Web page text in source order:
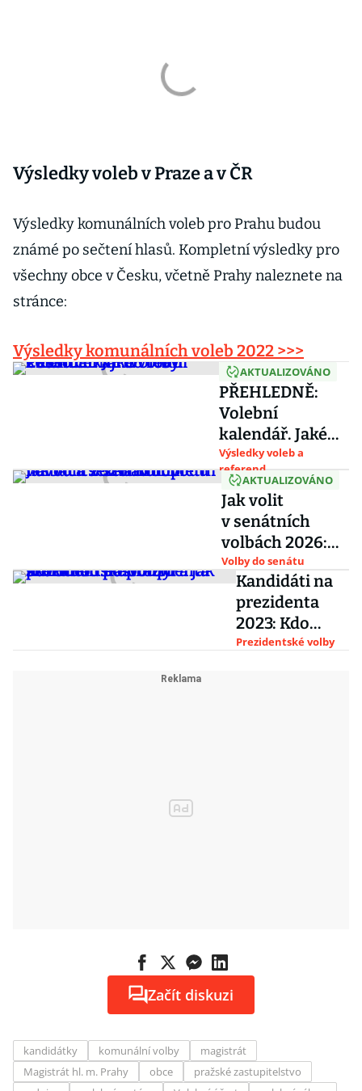
Výsledky voleb v Praze a v ČR
Výsledky komunálních voleb pro Prahu budou
známé po sečtení hlasů. Kompletní výsledky pro
všechny obce v Česku, včetně Prahy naleznete na
stránce:
Výsledky komunálních voleb 2022 >>>
AKTUALIZOVÁNO
PŘEHLEDNĚ:
Volební
kalendář. Jaké
volby Česko
čekají do roku
2033
Výsledky voleb a
referend
AKTUALIZOVÁNO
Jak volit
v senátních
volbách 2026:
Kompletní
návod a seznam
obvodů
Volby do senátu
Kandidáti na
prezidenta
2023: Kdo
postoupil a jak
Prezidentské volby
Začít diskuzi
kandidátky komunální volby
magistrát
Magistrát hl. m. Prahy
obce
pražské zastupitelstvo